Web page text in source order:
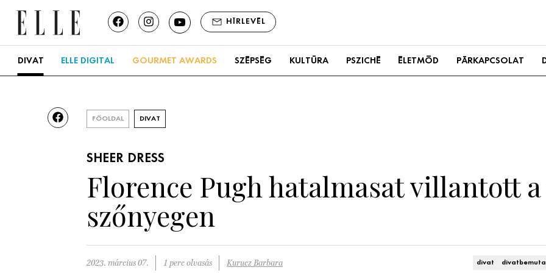
HÍRLEVÉL
DIVAT ELLE DIGITAL GOURMET AWARDS SZÉPSÉG KULTÚRA PSZICHÉ ÉLETMÓD PÁRKAPCSOLAT
FŐOLDAL DIVAT
SHEER DRESS
Florence Pugh hatalmasat villantott
szőnyegen
2023. március 07. 1 perc olvasás Kurucz Barbara divat